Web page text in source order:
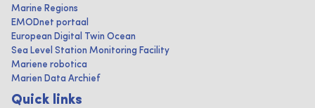
Marine Regions
EMODnet portaal
European Digital Twin Ocean
Sea Level Station Monitoring Facility
Mariene robotica
Marien Data Archief
Quick links